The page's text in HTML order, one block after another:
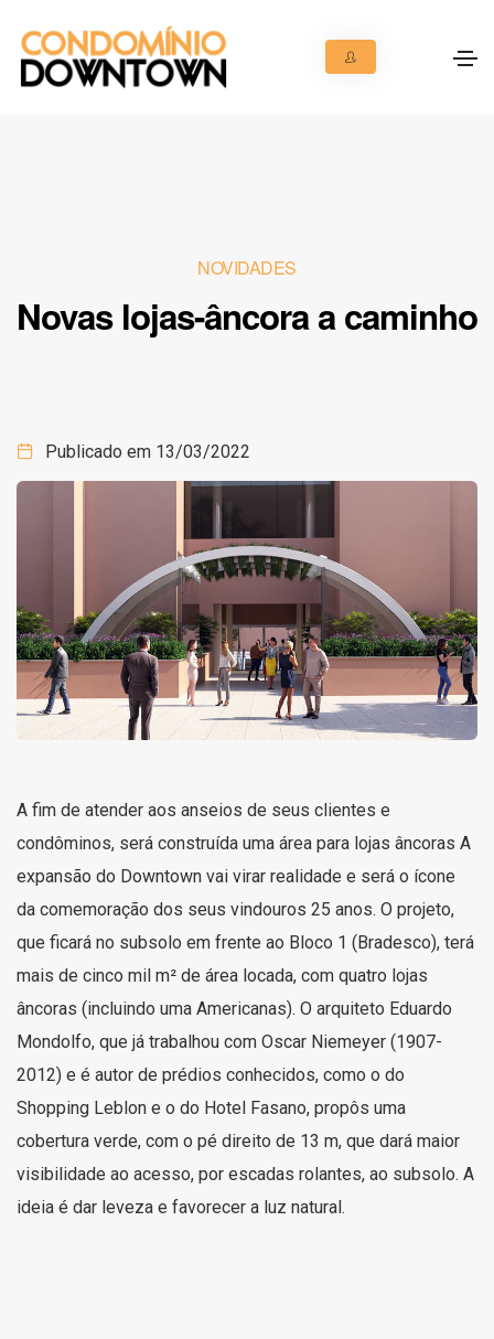
NOVIDADES
Novas lojas-âncora a caminho
Publicado em 13/03/2022
A fim de atender aos anseios de seus clientes e
condôminos, será construída uma área para lojas âncoras A
expansão do Downtown vai virar realidade e será o ícone
da comemoração dos seus vindouros 25 anos. O projeto,
que ficará no subsolo em frente ao Bloco 1 (Bradesco), terá
mais de cinco mil m² de área locada, com quatro lojas
âncoras (incluindo uma Americanas). O arquiteto Eduardo
Mondolfo, que já trabalhou com Oscar Niemeyer (1907-
2012) e é autor de prédios conhecidos, como o do
Shopping Leblon e o do Hotel Fasano, propôs uma
cobertura verde, com o pé direito de 13 m, que dará maior
visibilidade ao acesso, por escadas rolantes, ao subsolo. A
ideia é dar leveza e favorecer a luz natural.